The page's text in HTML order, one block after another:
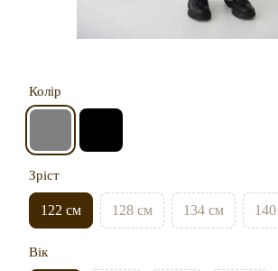
Колір
Зріст
122 см 128 см 134 см
Вік